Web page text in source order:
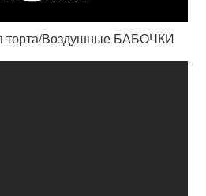
торта/Воздушные БАБОЧКИ